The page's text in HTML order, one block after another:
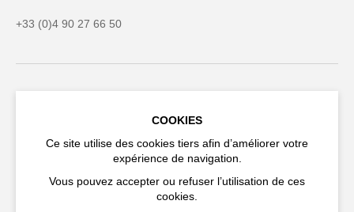
+33 (0)4 90 27 66 50
d'offre
Publications et
COOKIES
Ce site utilise des cookies tiers afin d’améliorer votre
expérience de navigation.
Vous pouvez accepter ou refuser l’utilisation de ces
cookies.